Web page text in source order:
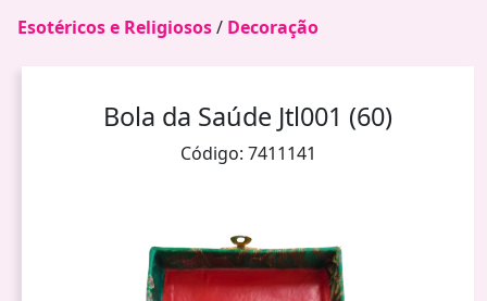
Esotéricos e Religiosos/ Decoração
Bola da Saúde Jtl001 (60)
Código: 7411141